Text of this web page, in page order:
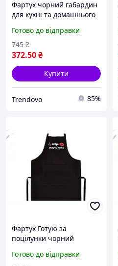
Фартух чорний габардин
для кухні та домашнього
захист одягу
Готово до відправки
372.50₴
745 ₴
Купити
Trendovo 85%
Фартух Готую за
поцілунки чорний
стильний захист одягу
Готово до відправки